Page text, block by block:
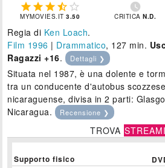
    
MYMOVIES.IT3.50

CRITICAN.D.
Regia di Ken Loach.
Film 1996 | Drammatico, 127 min.
Ragazzi +16. Dettagli ❯
Situata nel 1987, è una dolente e
tra un conducente d'autobus
nicaraguense, divisa in 2 parti:
Nicaragua.
Recensione ❯
TROVA
Supporto fisico